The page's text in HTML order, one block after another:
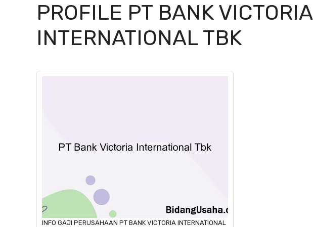
PROFILE PT BANK VICTORIA
INTERNATIONAL TBK
INFO GAJI PERUSAHAAN PT BANK VICTORIA INTERNATIONAL